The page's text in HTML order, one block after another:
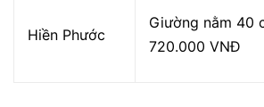
Hiền Phước
Giường nằm 40
720.000 VNĐ